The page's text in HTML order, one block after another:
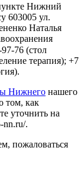
Нижний
603005 ул.
Наталья
76 (стол
терапия); +7
Нижнего нашего
том, как
уточнить на
nn.ru/.
пожаловаться